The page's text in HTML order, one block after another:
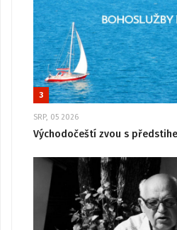
3
SRP, 05 2026
Východočeští zvou s